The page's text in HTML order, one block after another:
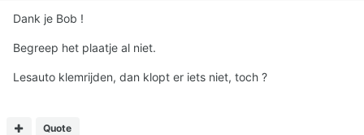
Dank je Bob !
Begreep het plaatje al niet.
Lesauto klemrijden, dan klopt er iets niet, toch ?
Quote